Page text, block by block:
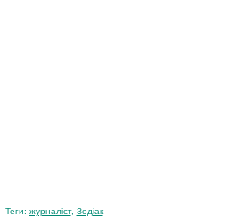
Теги: журналіст, Зодіак